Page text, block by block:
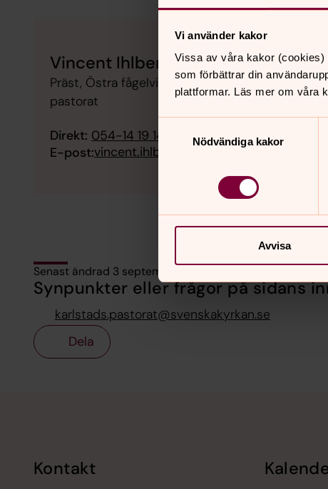
Vi använder kakor
Vissa av våra kakor
som förbättrar din
plattformar. Läs mer om våra
Nödvändiga kakor
Avvisa
Vincent Ihlberg
Präst, Östra fågelviks kyrka, Väse kyrka, Väse-
pastorat
Direkt: 054-14 19 14
076-766 19 14
E-post:vincent.ihlberg@svenskakyrkan.se
Senast ändrad 3 september 2025
Synpunkter eller frågor på sidans
karlstads.pastorat@svenskakyrkan.se
Dela
Kontakt